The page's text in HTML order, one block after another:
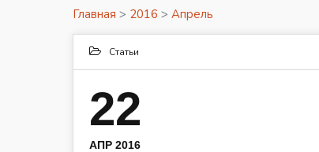
Главная > 2016 > Апрель
Статьи
22
АПР 2016